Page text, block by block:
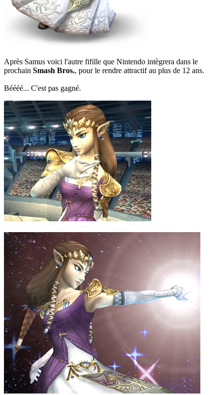
Après Samus voici l'autre fifille que Nintendo intègrera dans le
prochain Smash Bros., pour le rendre attractif au plus de 12 ans.
Béééé... C'est pas gagné.